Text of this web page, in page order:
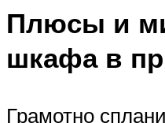
Плюсы и
шкафа в
Грамотно